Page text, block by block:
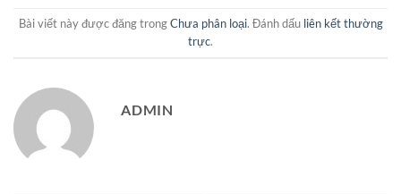
Bài viết này được đăng trongChưa phân loại. Đánh dấu liên kết thường
trực.
ADMIN